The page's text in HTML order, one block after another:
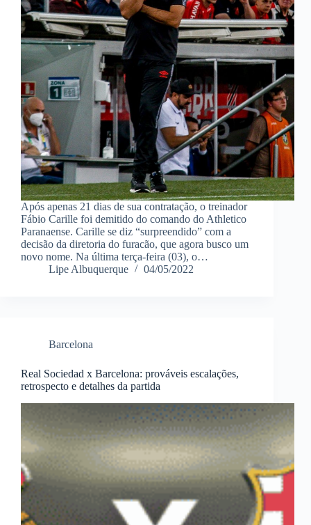
Após apenas 21 dias de sua contratação, o treinador
Fábio Carille foi demitido do comando do Athletico
Paranaense. Carille se diz “surpreendido” com a
decisão da diretoria do furacão, que agora busco um
novo nome. Na última terça-feira (03), o…
Lipe Albuquerque
04/05/2022
Barcelona
Real Sociedad x Barcelona: prováveis escalações,
retrospecto e detalhes da partida